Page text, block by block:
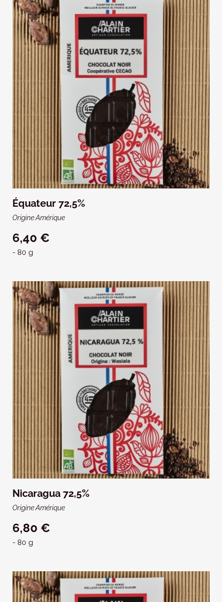
Équateur 72,5%
Origine Amérique
6,40 €
- 80 g
Nicaragua 72,5%
Origine Amérique
6,80 €
- 80 g